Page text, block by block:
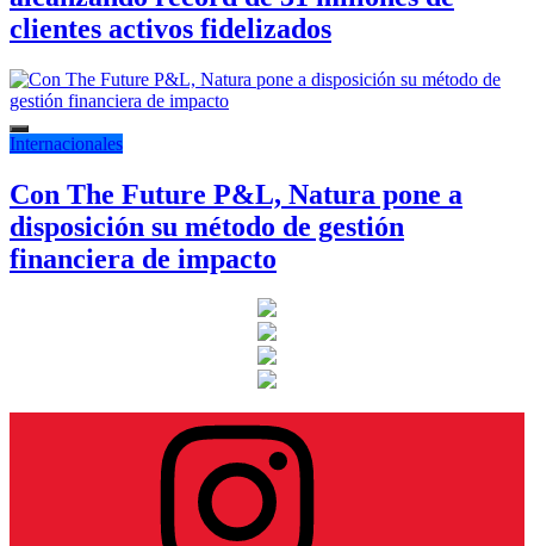
clientes activos fidelizados
Internacionales
Con The Future P&L, Natura pone a
disposición su método de gestión
financiera de impacto